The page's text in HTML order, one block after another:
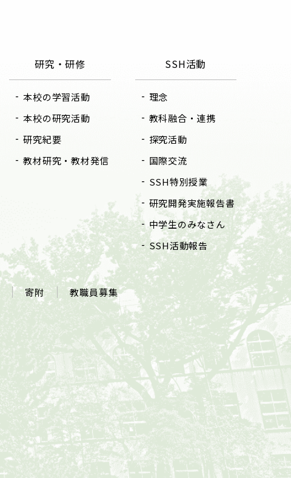
研究・研修
本校の学習活動
本校の研究活動
研究紀要
教材研究・教材発信
SSH活動
理念
教科融合・連携
探究活動
国際交流
SSH特別授業
研究開発実施報告書
中学生のみなさん
SSH活動報告
寄附 教職員募集